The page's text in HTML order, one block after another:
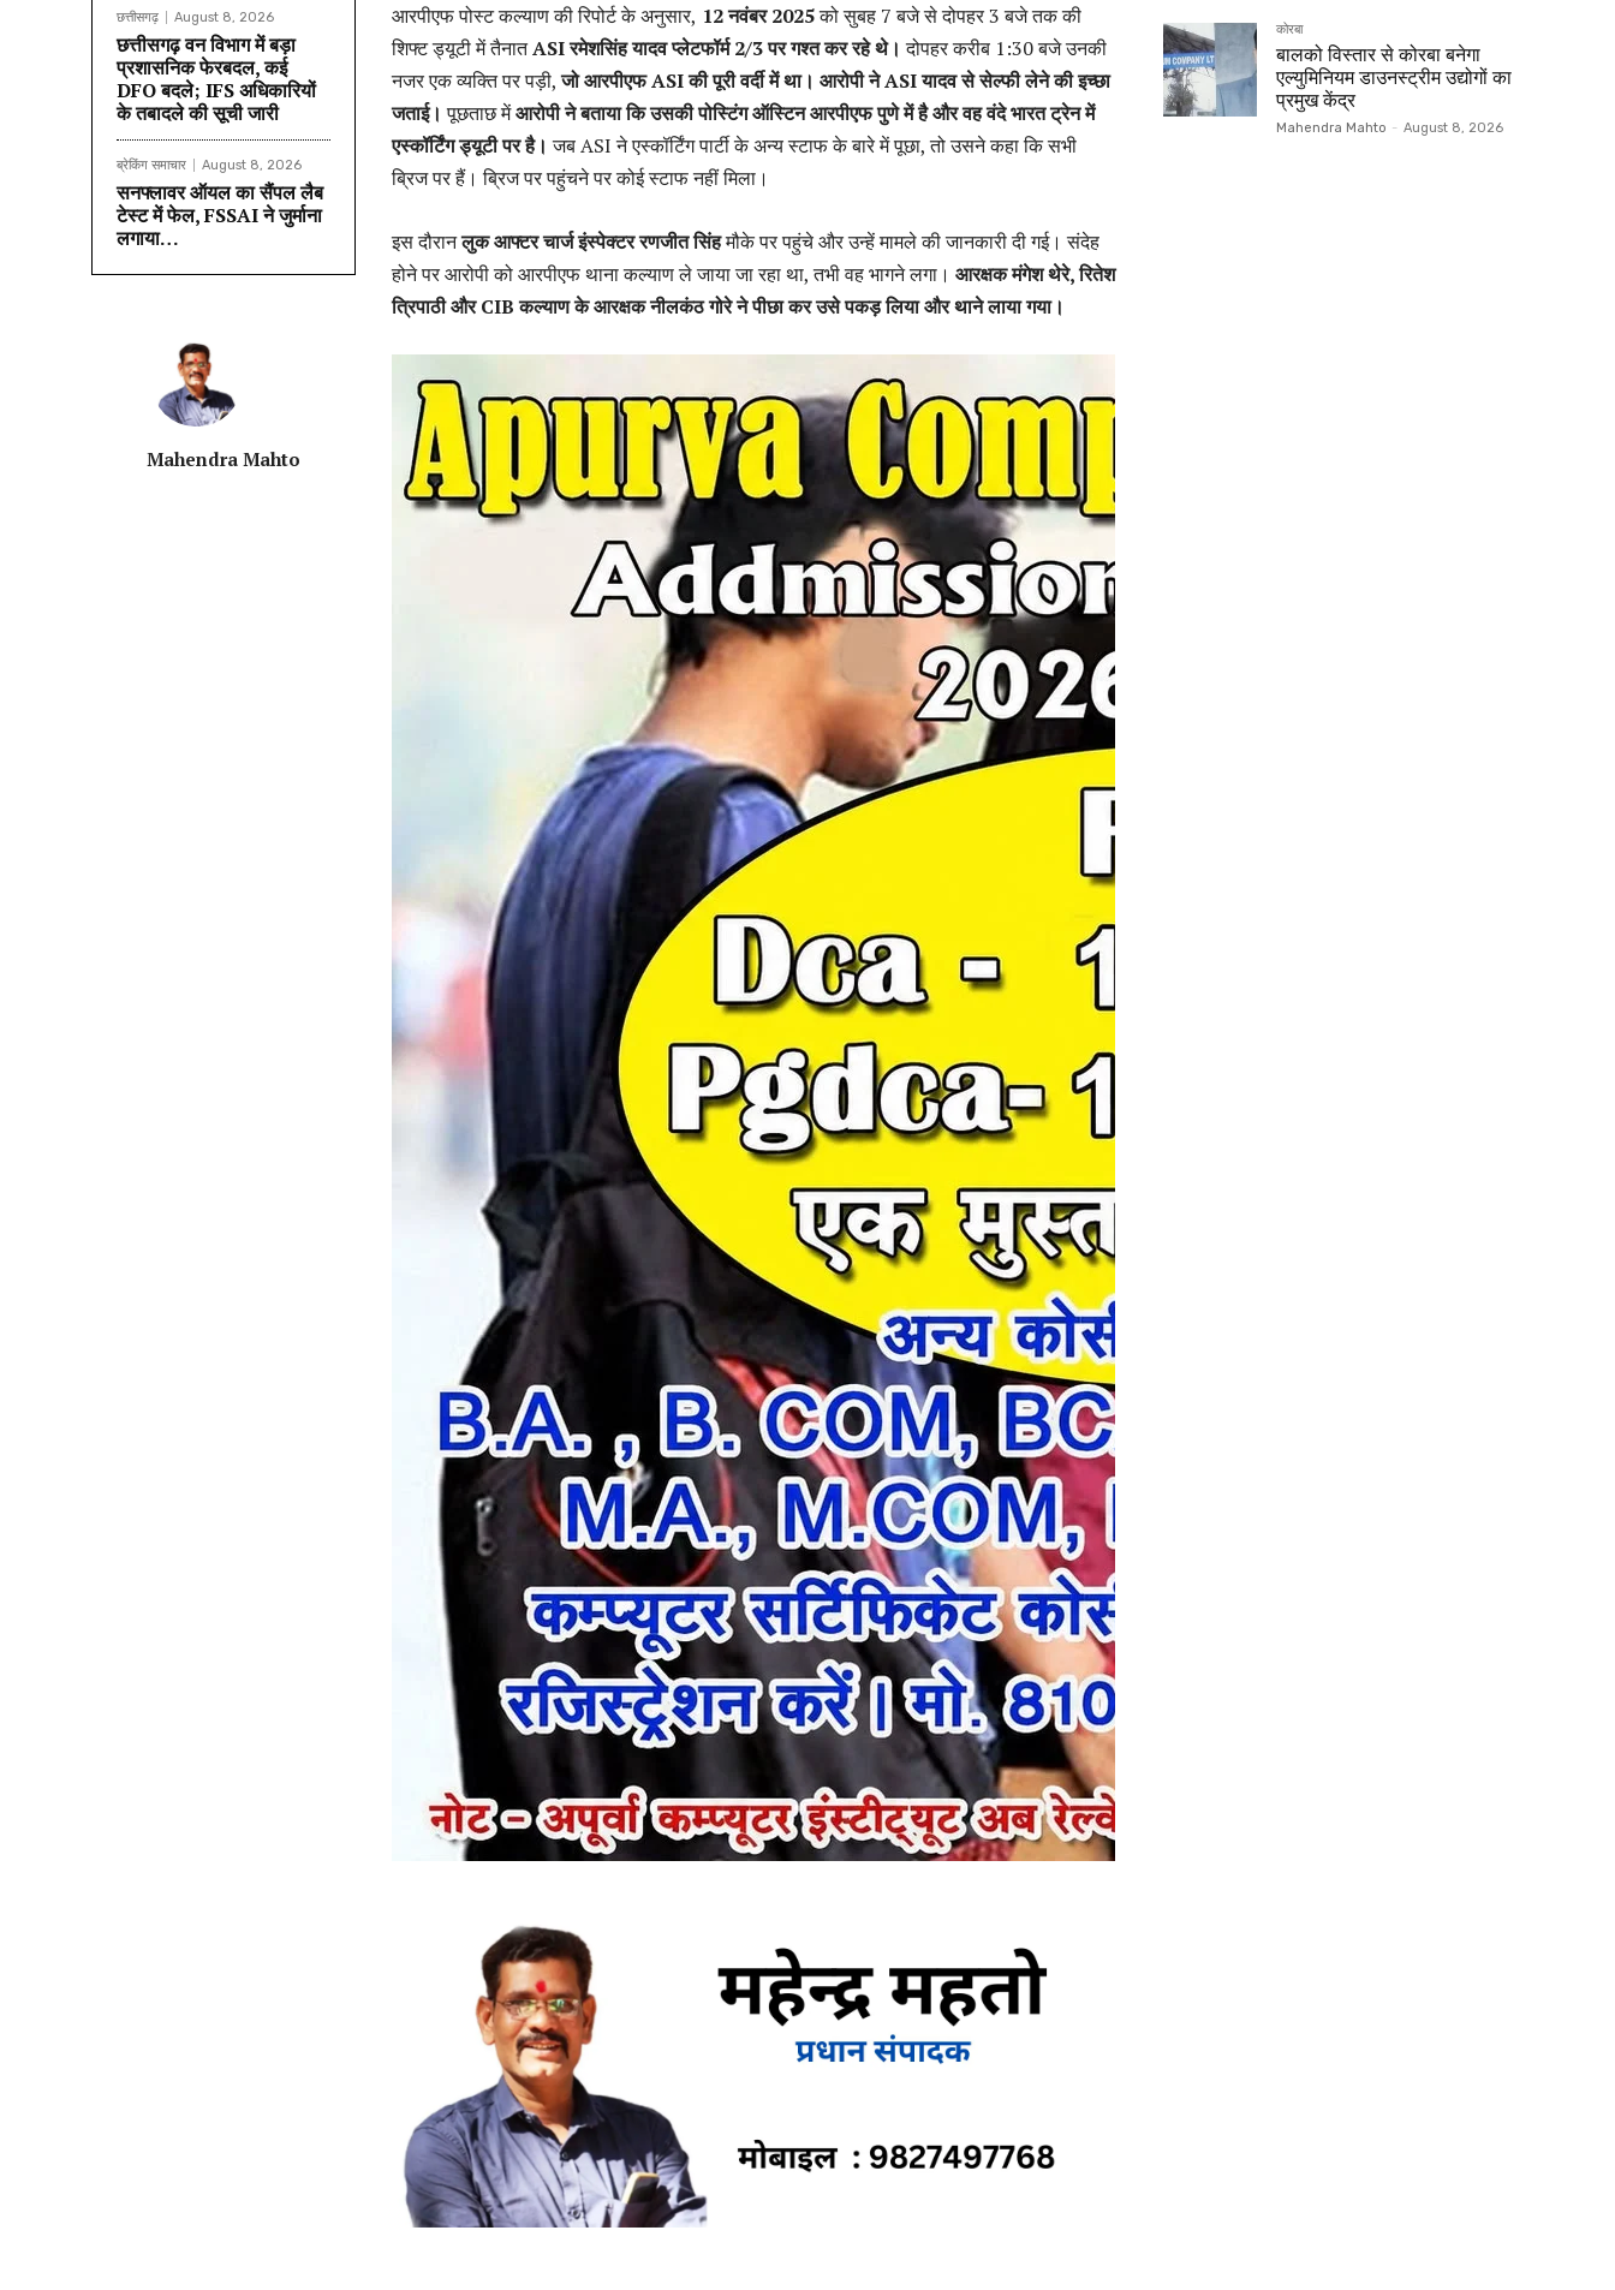
छत्तीसगढ़ August 8, 2026
छत्तीसगढ़ वन विभाग में बड़ा
प्रशासनिक फेरबदल, कई
DFO बदले; IFS अधिकारियों
के तबादले की सूची जारी
ब्रेकिंग समाचार August 8, 2026
सनफ्लावर ऑयल का सैंपल लैब
टेस्ट में फेल, FSSAI ने जुर्माना
लगाया…
Mahendra Mahto
आरपीएफ पोस्ट कल्याण की रिपोर्ट के अनुसार, 12 नवंबर 2025को सुबह 7 बजे से दोपहर 3 बजे तक की
शिफ्ट ड्यूटी में तैनातASI रमेशसिंह यादव प्लेटफॉर्म 2/3 पर गश्त कर रहे थे। दोपहर करीब 1:30 बजे उनकी
नजर एक व्यक्ति पर पड़ी,जो आरपीएफ ASI की पूरी वर्दी में था। आरोपी ने ASI यादव से सेल्फी लेने की इच्छा
जताई। पूछताछ मेंआरोपी ने बताया कि उसकी पोस्टिंग ऑस्टिन आरपीएफ पुणे में है और वह वंदे भारत ट्रेन में
एस्कॉर्टिंग ड्यूटी पर है। जब ASI ने एस्कॉर्टिंग पार्टी के अन्य स्टाफ के बारे में पूछा, तो उसने कहा कि सभी
ब्रिज पर हैं। ब्रिज पर पहुंचने पर कोई स्टाफ नहीं मिला।
इस दौरानलुक आफ्टर चार्ज इंस्पेक्टर रणजीत सिंहमौके पर पहुंचे और उन्हें मामले की जानकारी दी गई। संदेह
होने पर आरोपी को आरपीएफ थाना कल्याण ले जाया जा रहा था, तभी वह भागने लगा। आरक्षक मंगेश थेरे, रितेश
त्रिपाठी और CIB कल्याण के आरक्षक नीलकंठ गोरे ने पीछा कर उसे पकड़ लिया और थाने लाया गया।
कोरबा
बालको विस्तार से कोरबा बनेगा
एल्युमिनियम डाउनस्ट्रीम उद्योगों का
प्रमुख केंद्र
Mahendra Mahto - August 8, 2026